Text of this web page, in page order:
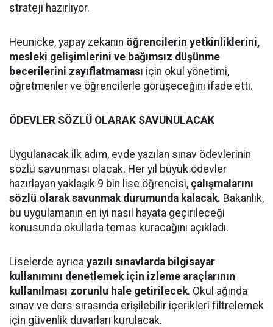
strateji hazırlıyor.
Heunicke, yapay zekanın öğrencilerin yetkinliklerini,
mesleki gelişimlerini ve bağımsız düşünme
becerilerini zayıflatmaması için okul yönetimi,
öğretmenler ve öğrencilerle görüşeceğini ifade etti.
ÖDEVLER SÖZLÜ OLARAK SAVUNULACAK
Uygulanacak ilk adım, evde yazılan sınav ödevlerinin
sözlü savunması olacak. Her yıl büyük ödevler
hazırlayan yaklaşık 9 bin lise öğrencisi, çalışmalarını
sözlü olarak savunmak durumunda kalacak. Bakanlık,
bu uygulamanın en iyi nasıl hayata geçirileceği
konusunda okullarla temas kuracağını açıkladı.
Liselerde ayrıca yazılı sınavlarda bilgisayar
kullanımını denetlemek için izleme araçlarının
kullanılması zorunlu hale getirilecek. Okul ağında
sınav ve ders sırasında erişilebilir içerikleri filtrelemek
için güvenlik duvarları kurulacak.